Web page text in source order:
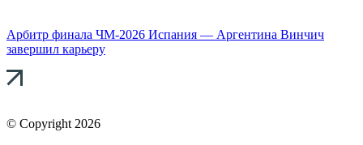
Арбитр финала ЧМ-2026 Испания — Аргентина Винчич
завершил карьеру
© Copyright 2026